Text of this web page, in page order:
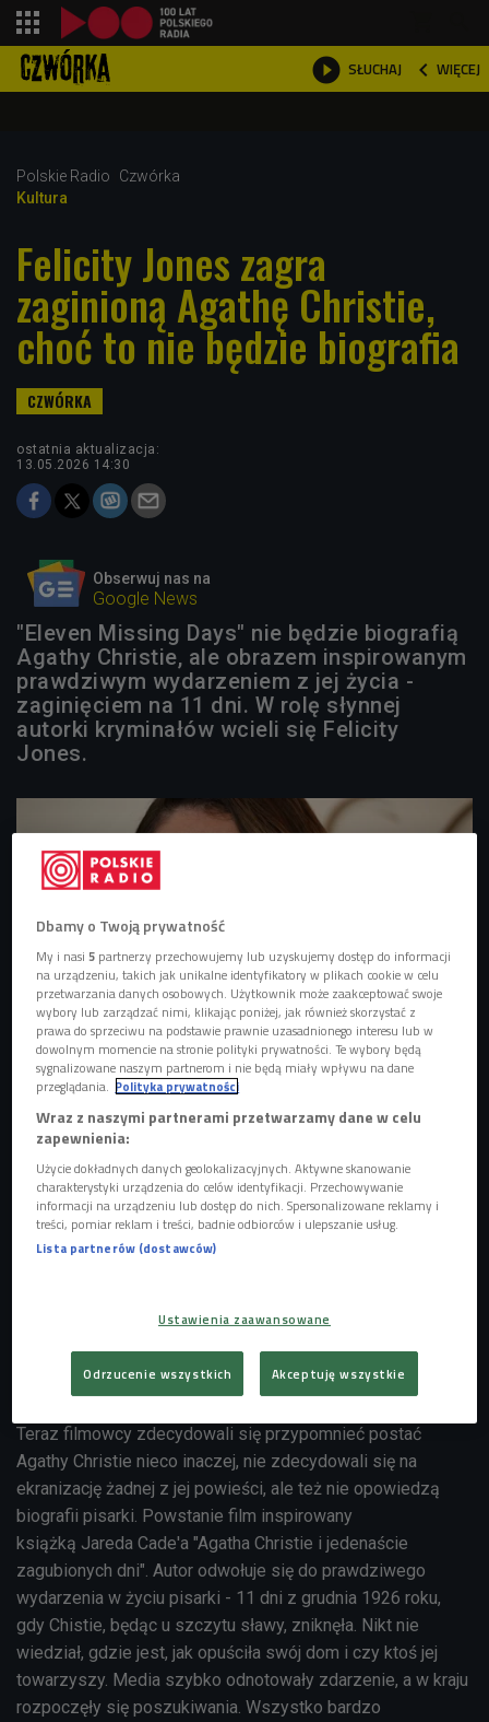
 SŁUCHAJ  WIĘCEJ

Polskie Radio
Czwórka
Kultura
Felicity Jones zagra
zaginioną Agathę Christie,
choć to nie będzie biografia
ostatnia aktualizacja:
13.05.2026 14:30
Obserwuj nas na
Google News
"Eleven Missing Days" nie będzie biografią
Agathy Christie, ale obrazem inspirowanym
prawdziwym wydarzeniem z jej życia -
zaginięciem na 11 dni. W rolę słynnej
autorki kryminałów wcieli się Felicity
Jones.
Felicity Jones zagra rolę Agathy Christie
Foto: Jordan Strauss/Invision/East
News
Niezwykłe, pełne zagadek i tajemnic kryminały przyniosły
Agathcie Christie niezwykłą popularność. Choć angielskiej
pisarki nie ma z nami już 50 lat, to czytelnicy z całego
świata wciąż chętnie sięgają po "Morderstwo w Orient
Expressie" czy "Zabójstwo Rogera Ackroyda". Od tych
"Próba niewinności", "I nie było nikogo", filmy "Śmierć na
Nilu", "Morderstwo w Orient Expressie" i dziesiątki innych.
11 brakujących dni z życia Agathy Christie
Teraz filmowcy zdecydowali się przypomnieć postać
Agathy Christie nieco inaczej, nie zdecydowali się na
ekranizację żadnej z jej powieści, ale też nie opowiedzą
biografii pisarki. Powstanie film inspirowany
książką Jareda Cade'a "Agatha Christie i jedenaście
zagubionych dni". Autor odwołuje się do prawdziwego
wydarzenia w życiu pisarki - 11 dni z grudnia 1926 roku,
gdy Chistie, będąc u szczytu sławy, zniknęła. Nikt nie
wiedział, gdzie jest, jak opuściła swój dom i czy ktoś jej
towarzyszy. Media szybko odnotowały zdarzenie, a w kraju
rozpoczęły się poszukiwania. Wszystko bardzo
Dbamy o Twoją prywatność
My i nasi5 partnerzy przechowujemy lub uzyskujemy dostęp do informacji
na urządzeniu, takich jak unikalne identyfikatory w plikach cookie w celu
przetwarzania danych osobowych. Użytkownik może zaakceptować swoje
wybory lub zarządzać nimi, klikając poniżej, jak również skorzystać z
prawa do sprzeciwu na podstawie prawnie uzasadnionego interesu lub w
dowolnym momencie na stronie polityki prywatności. Te wybory będą
sygnalizowane naszym partnerom i nie będą miały wpływu na dane
przeglądania. Polityka prywatności
Wraz z naszymi partnerami przetwarzamy dane w celu
zapewnienia:
Użycie dokładnych danych geolokalizacyjnych. Aktywne skanowanie
charakterystyki urządzenia do celów identyfikacji. Przechowywanie
informacji na urządzeniu lub dostęp do nich. Spersonalizowane reklamy i
treści, pomiar reklam i treści, badnie odbiorców i ulepszanie usług.
Lista partnerów (dostawców)
Ustawienia zaawansowane
Odrzucenie wszystkich Akceptuję wszystkie